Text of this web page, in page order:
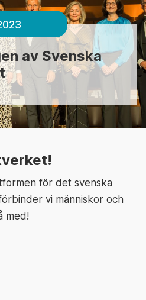
av Svenska
för det svenska
vi människor och
med!